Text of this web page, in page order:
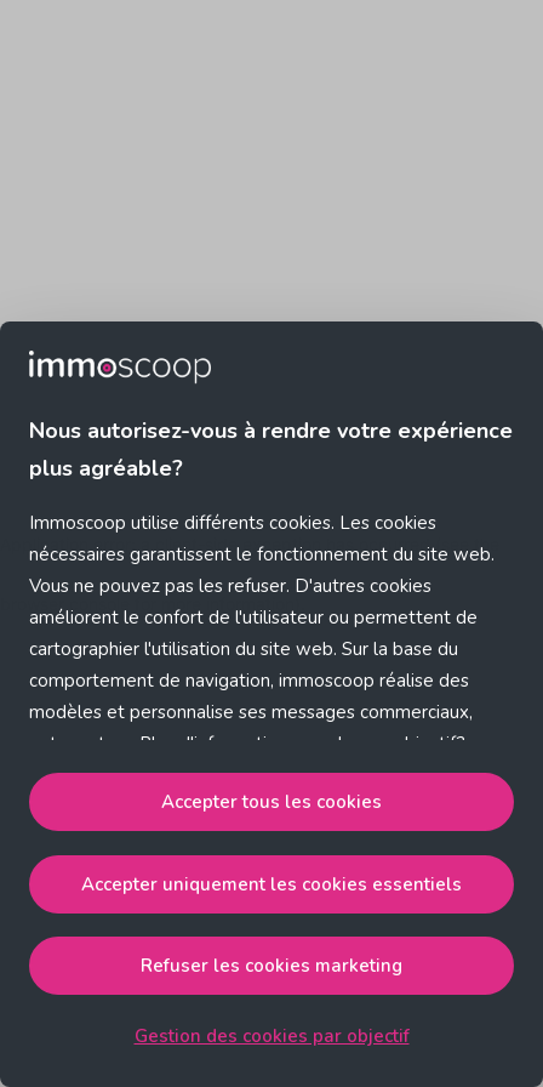
Nous autorisez-vous à rendre votre expérience
plus agréable?
Immoscoop utilise différents cookies. Les cookies
nécessaires garantissent le fonctionnement du site web.
Vous ne pouvez pas les refuser. D'autres cookies
améliorent le confort de l'utilisateur ou permettent de
cartographier l'utilisation du site web. Sur la base du
comportement de navigation, immoscoop réalise des
modèles et personnalise ses messages commerciaux,
entre autres. Plus d'informations sur chaque objectif?
Cliquez sur 'Gestion des cookies par objectif'.
Notre politique de cookies
Accepter tous les cookies
strictement nécessaires, performance, fonctionnalité et
publicité ciblée.
Accepter uniquement les cookies essentielsaccepte
les cookies strictement nécessaires.
Accepter tous les cookies
Accepter uniquement les cookies essentiels
Refuser les cookies marketing
Gestion des cookies par objectif
Application error: a client-side exception has occurred (see the
browser console for more information)